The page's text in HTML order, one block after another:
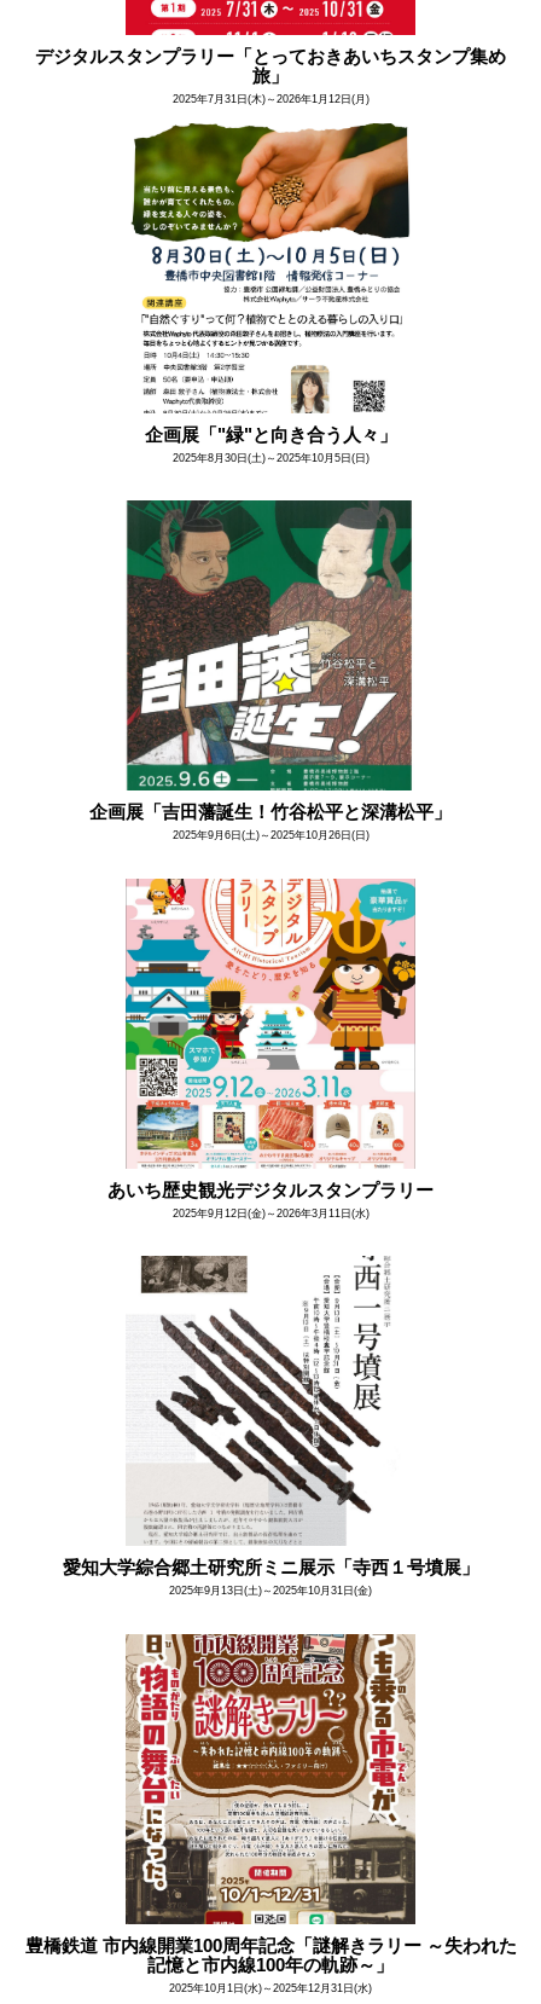
デジタルスタンプラリー「とっておきあいちスタンプ集め
旅」​
2025年7月31日(木)～2026年1月12日(月)
企画展「"緑"と向き合う人々」
2025年8月30日(土)～2025年10月5日(日)
企画展「吉田藩誕生！竹谷松平と深溝松平」
2025年9月6日(土)～2025年10月26日(日)
あいち歴史観光デジタルスタンプラリー
2025年9月12日(金)～2026年3月11日(水)
愛知大学綜合郷土研究所ミニ展示「寺西１号墳展」
2025年9月13日(土)～2025年10月31日(金)
豊橋鉄道 市内線開業100周年記念「謎解きラリー ～失われた
記憶と市内線100年の軌跡～」
2025年10月1日(水)～2025年12月31日(水)